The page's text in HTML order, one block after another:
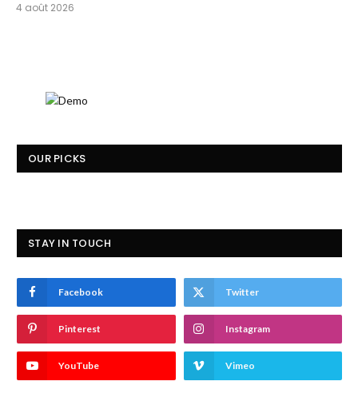
4 août 2026
OUR PICKS
STAY IN TOUCH
Facebook Twitter
Pinterest Instagram
YouTube Vimeo